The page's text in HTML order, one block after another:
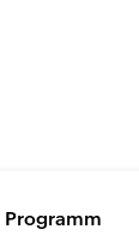
Programm